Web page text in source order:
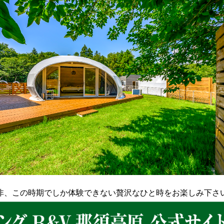
、この時期でしか体験できない贅沢なひと時をお楽しみ下さ